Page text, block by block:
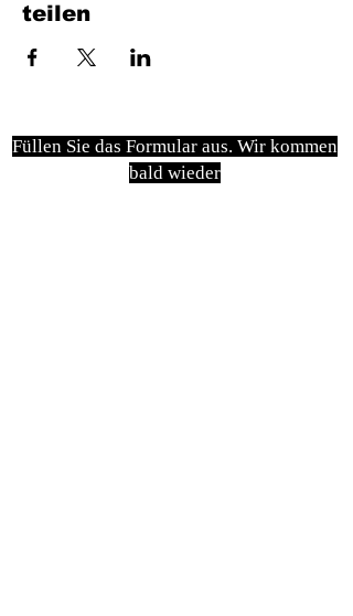
teilen
Füllen Sie das Formular aus. Wir kommen
bald wieder